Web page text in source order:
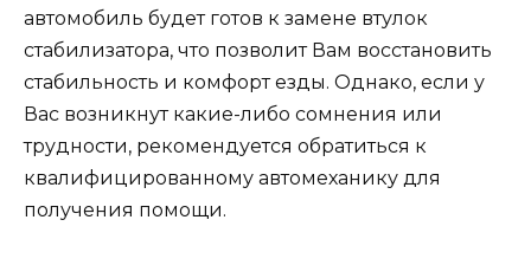
автомобиль будет готов к замене втулок
стабилизатора, что позволит Вам восстановить
стабильность и комфорт езды. Однако, если у
Вас возникнут какие-либо сомнения или
трудности, рекомендуется обратиться к
квалифицированному автомеханику для
получения помощи.